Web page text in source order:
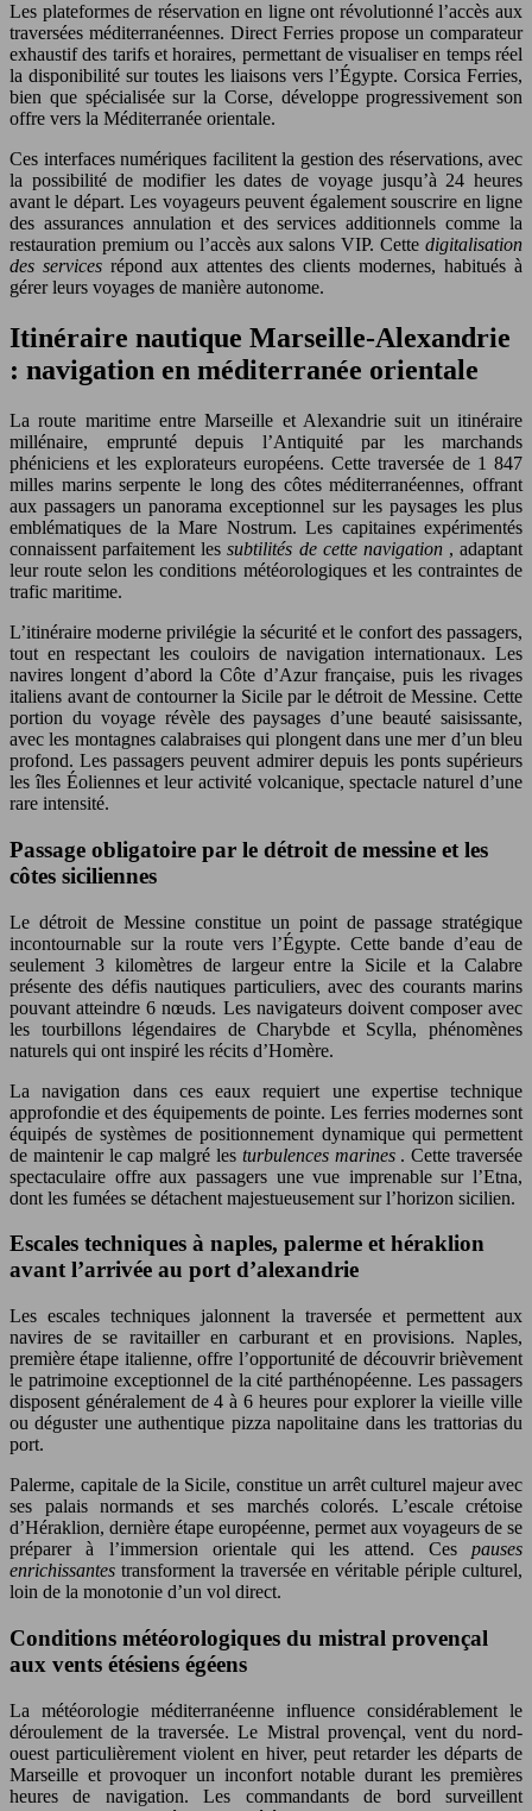
Les plateformes de réservation en ligne ont révolutionné l’accès aux
traversées méditerranéennes. Direct Ferries propose un comparateur
exhaustif des tarifs et horaires, permettant de visualiser en temps réel
la disponibilité sur toutes les liaisons vers l’Égypte. Corsica Ferries,
bien que spécialisée sur la Corse, développe progressivement son
offre vers la Méditerranée orientale.
Ces interfaces numériques facilitent la gestion des réservations, avec
la possibilité de modifier les dates de voyage jusqu’à 24 heures
avant le départ. Les voyageurs peuvent également souscrire en ligne
des assurances annulation et des services additionnels comme la
restauration premium ou l’accès aux salons VIP. Cette digitalisation
des services répond aux attentes des clients modernes, habitués à
gérer leurs voyages de manière autonome.
Itinéraire nautique Marseille-Alexandrie
: navigation en méditerranée orientale
La route maritime entre Marseille et Alexandrie suit un itinéraire
millénaire, emprunté depuis l’Antiquité par les marchands
phéniciens et les explorateurs européens. Cette traversée de 1 847
milles marins serpente le long des côtes méditerranéennes, offrant
aux passagers un panorama exceptionnel sur les paysages les plus
emblématiques de la Mare Nostrum. Les capitaines expérimentés
connaissent parfaitement lessubtilités de cette navigation , adaptant
leur route selon les conditions météorologiques et les contraintes de
trafic maritime.
L’itinéraire moderne privilégie la sécurité et le confort des passagers,
tout en respectant les couloirs de navigation internationaux. Les
navires longent d’abord la Côte d’Azur française, puis les rivages
italiens avant de contourner la Sicile par le détroit de Messine. Cette
portion du voyage révèle des paysages d’une beauté saisissante,
avec les montagnes calabraises qui plongent dans une mer d’un bleu
profond. Les passagers peuvent admirer depuis les ponts supérieurs
les îles Éoliennes et leur activité volcanique, spectacle naturel d’une
rare intensité.
Passage obligatoire par le détroit de messine et les
côtes siciliennes
Le détroit de Messine constitue un point de passage stratégique
incontournable sur la route vers l’Égypte. Cette bande d’eau de
seulement 3 kilomètres de largeur entre la Sicile et la Calabre
présente des défis nautiques particuliers, avec des courants marins
pouvant atteindre 6 nœuds. Les navigateurs doivent composer avec
les tourbillons légendaires de Charybde et Scylla, phénomènes
naturels qui ont inspiré les récits d’Homère.
La navigation dans ces eaux requiert une expertise technique
approfondie et des équipements de pointe. Les ferries modernes sont
équipés de systèmes de positionnement dynamique qui permettent
de maintenir le cap malgré les turbulences marines . Cette traversée
spectaculaire offre aux passagers une vue imprenable sur l’Etna,
dont les fumées se détachent majestueusement sur l’horizon sicilien.
Escales techniques à naples, palerme et héraklion
avant l’arrivée au port d’alexandrie
Les escales techniques jalonnent la traversée et permettent aux
navires de se ravitailler en carburant et en provisions. Naples,
première étape italienne, offre l’opportunité de découvrir brièvement
le patrimoine exceptionnel de la cité parthénopéenne. Les passagers
disposent généralement de 4 à 6 heures pour explorer la vieille ville
ou déguster une authentique pizza napolitaine dans les trattorias du
port.
Palerme, capitale de la Sicile, constitue un arrêt culturel majeur avec
ses palais normands et ses marchés colorés. L’escale crétoise
d’Héraklion, dernière étape européenne, permet aux voyageurs de se
préparer à l’immersion orientale qui les attend. Ces pauses
enrichissantes transforment la traversée en véritable périple culturel,
loin de la monotonie d’un vol direct.
Conditions météorologiques du mistral provençal
aux vents étésiens égéens
La météorologie méditerranéenne influence considérablement le
déroulement de la traversée. Le Mistral provençal, vent du nord-
ouest particulièrement violent en hiver, peut retarder les départs de
Marseille et provoquer un inconfort notable durant les premières
heures de navigation. Les commandants de bord surveillent